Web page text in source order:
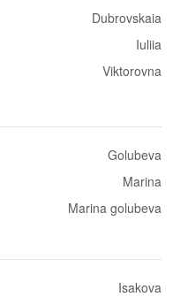
Dubrovskaia
Iuliia
Viktorovna
Golubeva
Marina
Marina golubeva
Isakova